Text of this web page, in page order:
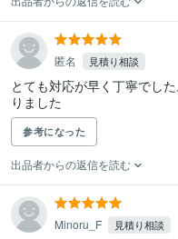
匿名 見積り相談
とても対応が早く丁寧でし
りました
参考になった
出品者からの返信を読む
Minoru_F 見積り相談